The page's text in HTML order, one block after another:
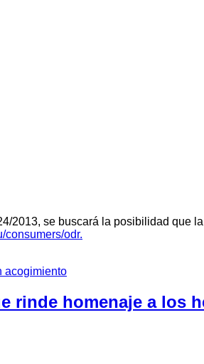
2013, se buscará la posibilidad que
consumers/odr.
rinde homenaje a los